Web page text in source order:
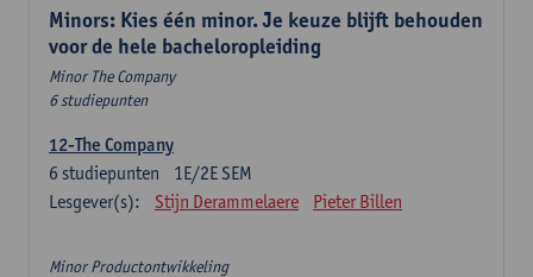
Minors: Kies één minor. Je keuze blijft behouden
voor de hele bacheloropleiding
Minor The Company
6 studiepunten
12-The Company
1E/2E SEM
6 studiepunten
Lesgever(s):
Stijn Derammelaere Pieter Billen
Minor Productontwikkeling